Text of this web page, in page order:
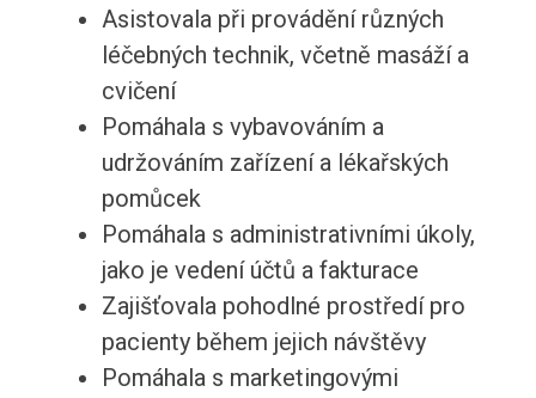
Asistovala při provádění různých
léčebných technik, včetně masáží a
cvičení
Pomáhala s vybavováním a
udržováním zařízení a lékařských
pomůcek
Pomáhala s administrativními úkoly,
jako je vedení účtů a fakturace
Zajišťovala pohodlné prostředí pro
pacienty během jejich návštěvy
Pomáhala s marketingovými